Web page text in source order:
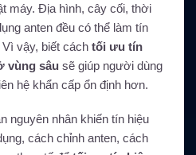
máy. Địa hình, cây cối, thời
anten đều có thể làm tín
vậy, biết cách tối ưu tín
vùng sâu sẽ giúp người dùng
hệ khẩn cấp ổn định hơn.
nguyên nhân khiến tín hiệu
cách chỉnh anten, cách